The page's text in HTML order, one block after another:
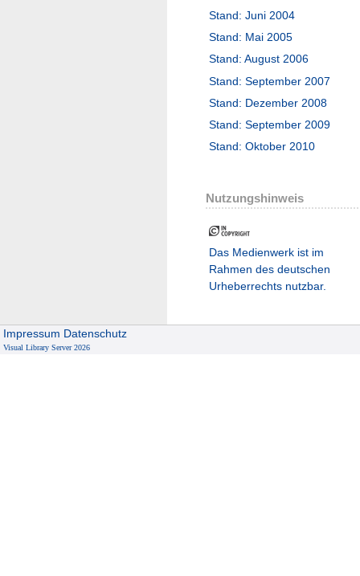
Stand: Juni 2004
Stand: Mai 2005
Stand: August 2006
Stand: September 2007
Stand: Dezember 2008
Stand: September 2009
Stand: Oktober 2010
Nutzungshinweis
Das Medienwerk ist im
Rahmen des deutschen
Urheberrechts nutzbar.
Impressum Datenschutz
Visual Library Server 2026